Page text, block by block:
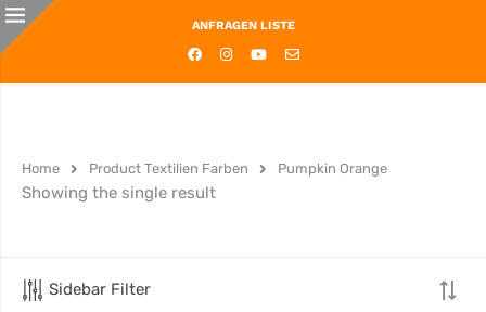
ANFRAGEN LISTE
Home Product Textilien Farben Pumpkin Orange
Showing the single result
Sidebar Filter